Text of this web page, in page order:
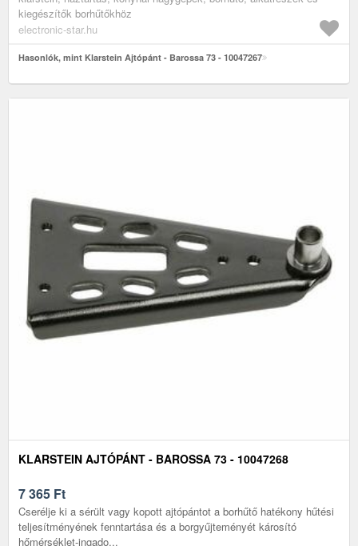
kiegészítők borhűtőkhöz
electronic-star.hu
Hasonlók, mint Klarstein Ajtópánt - Barossa 73 - 10047267
KLARSTEIN AJTÓPÁNT - BAROSSA 73 - 10047268
7 365 Ft
Cserélje ki a sérült vagy kopott ajtópántot a borhűtő hatékony hűtési
teljesítményének fenntartása és a borgyűjteményét károsító
hőmérséklet-ingado...